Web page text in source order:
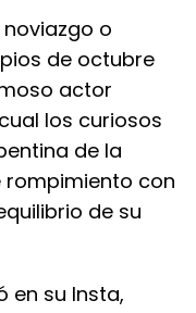
o
de octubre
actor
los curiosos
de la
rompimiento con
de su
en su Insta,